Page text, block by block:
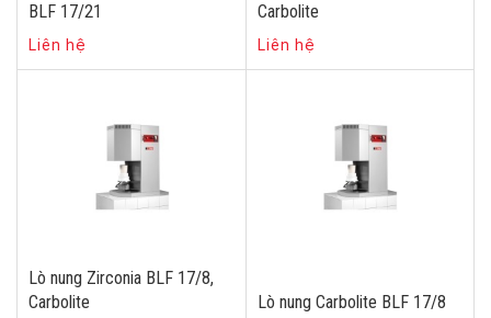
BLF 17/21
Liên hệ
Carbolite
Liên hệ
Lò nung Zirconia BLF 17/8,
Carbolite
Lò nung Carbolite BLF 17/8